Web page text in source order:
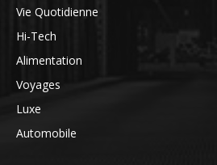
Vie Quotidienne
Hi-Tech
Alimentation
Voyages
Luxe
Automobile